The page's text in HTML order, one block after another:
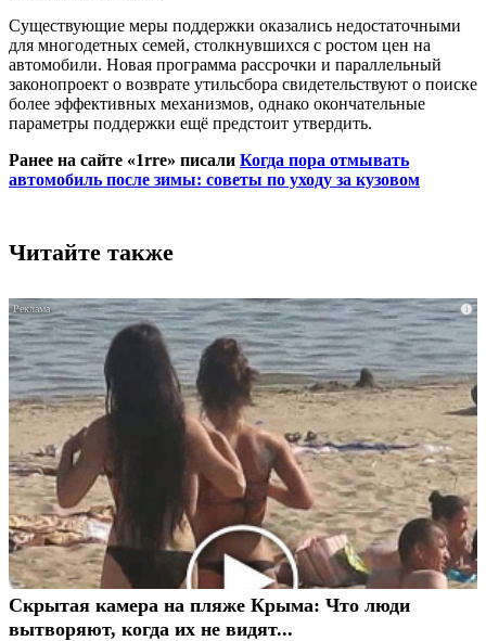
Существующие меры поддержки оказались недостаточными
для многодетных семей, столкнувшихся с ростом цен на
автомобили. Новая программа рассрочки и параллельный
законопроект о возврате утильсбора свидетельствуют о поиске
более эффективных механизмов, однако окончательные
параметры поддержки ещё предстоит утвердить.
Ранее на сайте «1rre» писали Когда пора отмывать
автомобиль после зимы: советы по уходу за кузовом
Читайте также
i
Скрытая камера на пляже Крыма: Что люди
вытворяют, когда их не видят...